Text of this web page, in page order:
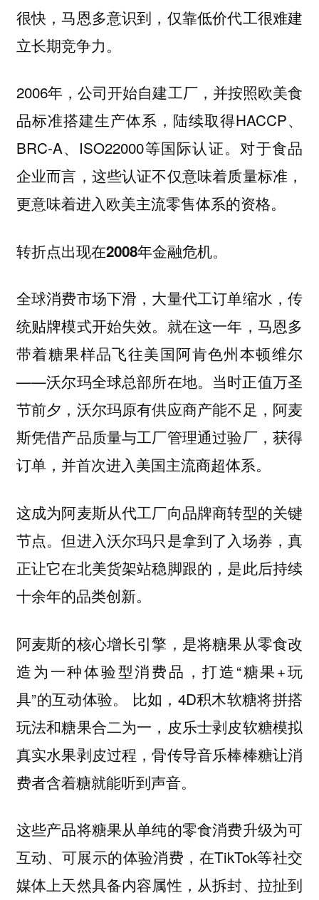
很快，马恩多意识到，仅靠低价代工很难建
立长期竞争力。
2006年，公司开始自建工厂，并按照欧美食
品标准搭建生产体系，陆续取得HACCP、
BRC-A、ISO22000等国际认证。对于食品
企业而言，这些认证不仅意味着质量标准，
更意味着进入欧美主流零售体系的资格。
转折点出现在2008年金融危机。
全球消费市场下滑，大量代工订单缩水，传
统贴牌模式开始失效。就在这一年，马恩多
带着糖果样品飞往美国阿肯色州本顿维尔
——沃尔玛全球总部所在地。当时正值万圣
节前夕，沃尔玛原有供应商产能不足，阿麦
斯凭借产品质量与工厂管理通过验厂，获得
订单，并首次进入美国主流商超体系。
这成为阿麦斯从代工厂向品牌商转型的关键
节点。但进入沃尔玛只是拿到了入场券，真
正让它在北美货架站稳脚跟的，是此后持续
十余年的品类创新。
阿麦斯的核心增长引擎，是将糖果从零食改
造为一种体验型消费品，打造“糖果+玩
具”的互动体验。 比如，4D积木软糖将拼搭
玩法和糖果合二为一，皮乐士剥皮软糖模拟
真实水果剥皮过程，骨传导音乐棒棒糖让消
费者含着糖就能听到声音。
这些产品将糖果从单纯的零食消费升级为可
互动、可展示的体验消费，在TikTok等社交
媒体上天然具备内容属性，从拆封、拉扯到